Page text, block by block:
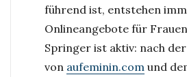
führend ist, entstehen
Onlineangebote für
Springer ist aktiv: nach
von aufeminin.com und